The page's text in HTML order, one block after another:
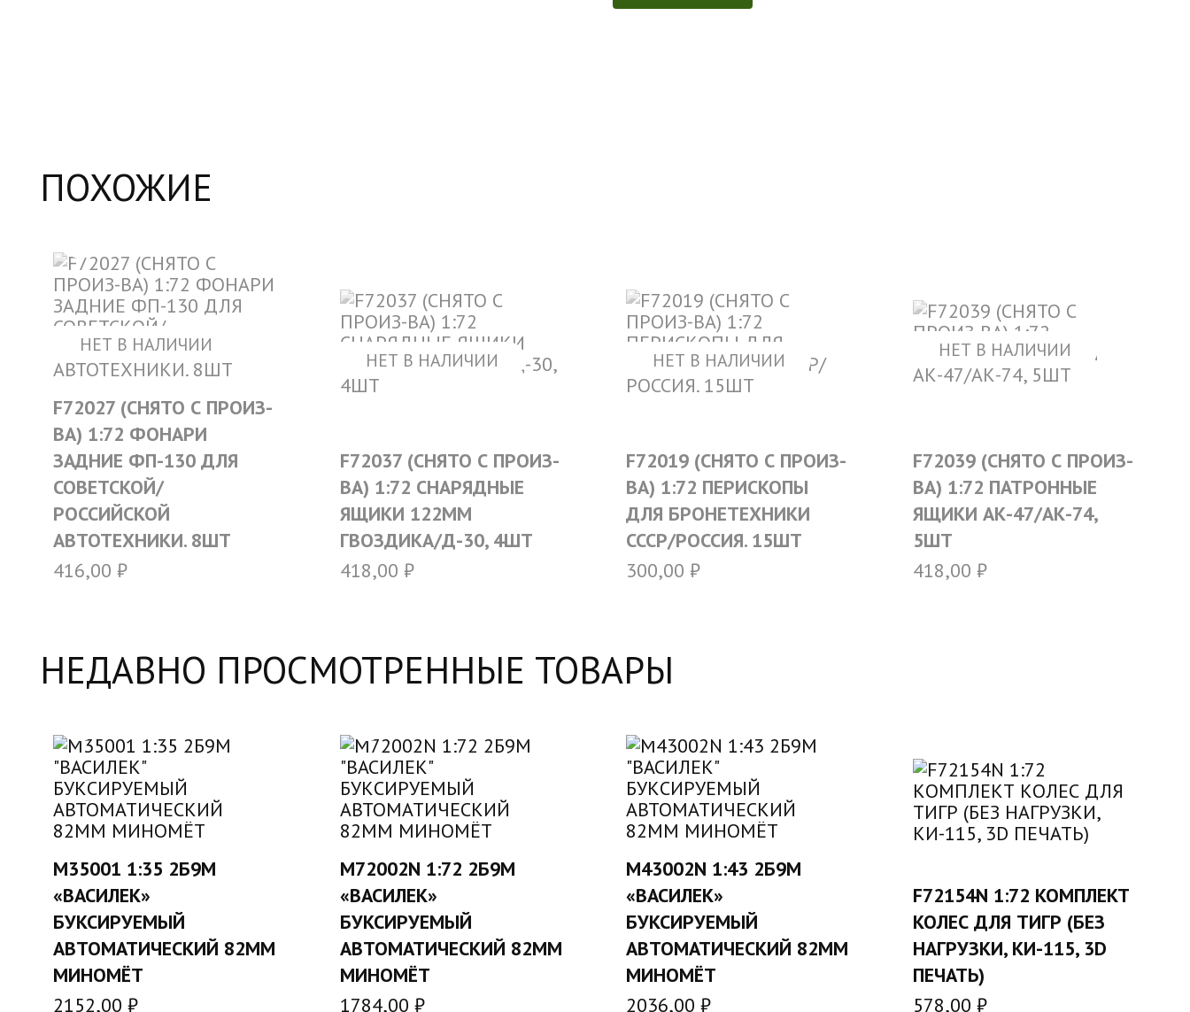
ПОХОЖИЕ
НЕТ В НАЛИЧИИ
F72027 (СНЯТО С ПРОИЗ-
ВА) 1:72 ФОНАРИ
ЗАДНИЕ ФП-130 ДЛЯ
СОВЕТСКОЙ/
РОССИЙСКОЙ
АВТОТЕХНИКИ. 8ШТ
416,00 ₽
НЕТ В НАЛИЧИИ
F72037 (СНЯТО С ПРОИЗ-
ВА) 1:72 СНАРЯДНЫЕ
ЯЩИКИ 122ММ
ГВОЗДИКА/Д-30, 4ШТ
418,00 ₽
НЕТ В НАЛИЧИИ
F72019 (СНЯТО С ПРОИЗ-
ВА) 1:72 ПЕРИСКОПЫ
ДЛЯ БРОНЕТЕХНИКИ
СССР/РОССИЯ. 15ШТ
300,00 ₽
НЕТ В НАЛИЧИИ
F72039 (СНЯТО С ПРОИЗ-
ВА) 1:72 ПАТРОННЫЕ
ЯЩИКИ АК-47/АК-74,
5ШТ
418,00 ₽
НЕДАВНО ПРОСМОТРЕННЫЕ ТОВАРЫ
В КОРЗИНУ
M35001 1:35 2Б9М
«ВАСИЛЕК»
БУКСИРУЕМЫЙ
АВТОМАТИЧЕСКИЙ 82ММ
МИНОМЁТ
2152,00 ₽
В КОРЗИНУ
M72002N 1:72 2Б9М
«ВАСИЛЕК»
БУКСИРУЕМЫЙ
АВТОМАТИЧЕСКИЙ 82ММ
МИНОМЁТ
1784,00 ₽
В КОРЗИНУ
M43002N 1:43 2Б9М
«ВАСИЛЕК»
БУКСИРУЕМЫЙ
АВТОМАТИЧЕСКИЙ 82ММ
МИНОМЁТ
2036,00 ₽
В КОРЗИНУ
F72154N 1:72 КОМПЛЕКТ
КОЛЕС ДЛЯ ТИГР (БЕЗ
НАГРУЗКИ, КИ-115, 3D
ПЕЧАТЬ)
578,00 ₽